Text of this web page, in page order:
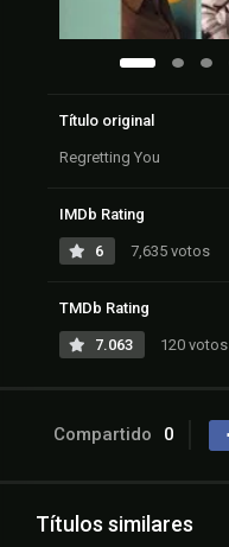
Título original
Regretting You
IMDb Rating
6 7,635 votos
TMDb Rating
7.063 120 votos
Compartido 0
Títulos similares